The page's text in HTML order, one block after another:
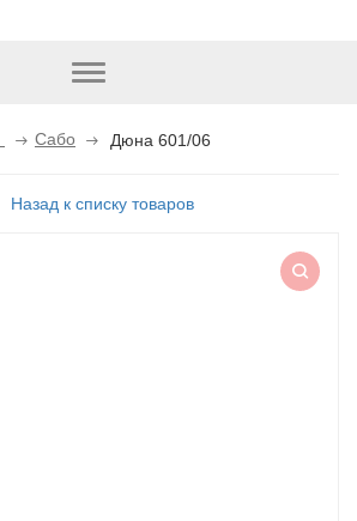
Открыть
Сабо Дюна 601/06
Назад к списку товаров